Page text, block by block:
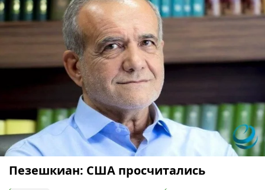
Пезешкиан: США просчитались